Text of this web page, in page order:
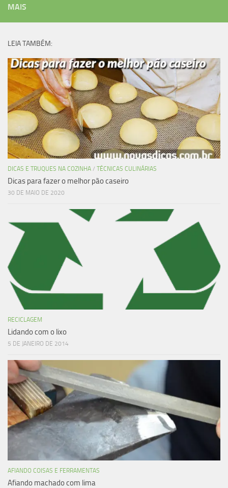
MAIS
LEIA TAMBÉM:
DICAS E TRUQUES NA COZINHA / TÉCNICAS CULINÁRIAS
Dicas para fazer o melhor pão caseiro
30 DE MAIO DE 2020
RECICLAGEM
Lidando com o lixo
5 DE JANEIRO DE 2014
AFIANDO COISAS E FERRAMENTAS
Afiando machado com lima